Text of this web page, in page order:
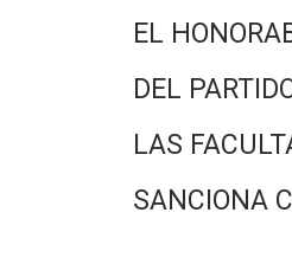
EL
DEL
LAS
SANCIONA